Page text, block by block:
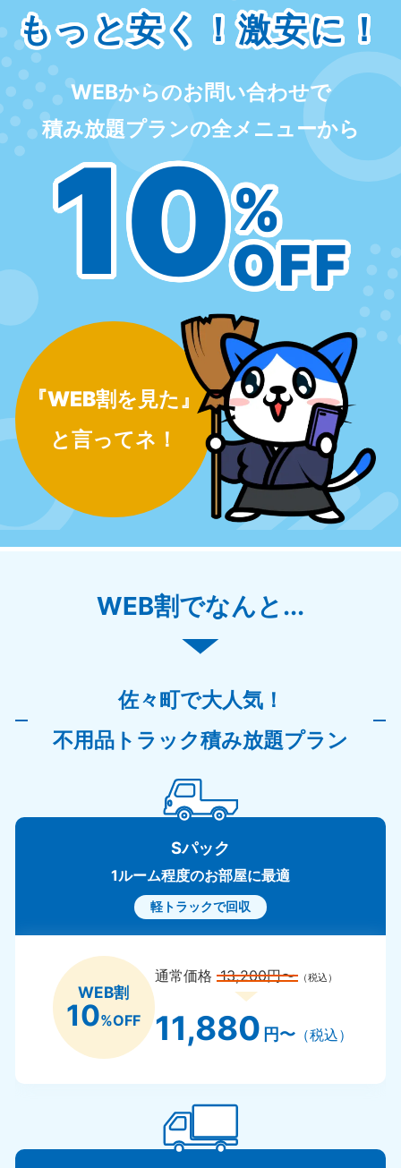
もっと安く！激安に！
WEBからのお問い合わせで
積み放題プランの全メニューから
10%
OFF
『WEB割を見た』
と言ってネ！
WEB割でなんと...
佐々町で大人気！
不用品トラック積み放題プラン
Sパック
1ルーム程度のお部屋に最適
軽トラックで回収
WEB割
10%OFF
通常価格13,200円〜 （税込）
11,880 円〜（税込）